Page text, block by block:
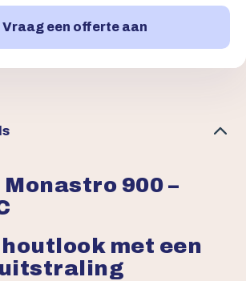
Vraag een offerte aan
900 –
met een